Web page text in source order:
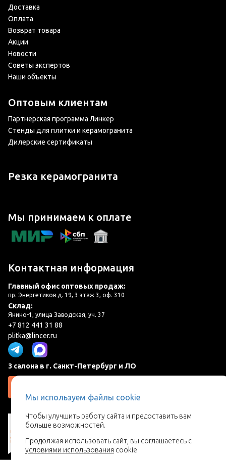
Доставка
Оплата
Возврат товара
Акции
Новости
Советы экспертов
Наши объекты
Оптовым клиентам
Партнерская программа Линкер
Стенды для плитки и керамогранита
Дилерские сертификаты
Резка керамогранита
Мы принимаем к оплате
Контактная информация
Главный офис оптовых продаж:
пр. Энергетиков д. 19, 3 этаж 3, оф. 310
Склад:
Янино-1, улица Заводская, уч. 37
+7 812 441 31 88
plitka@lincer.ru
3 салона в г. Санкт-Петербург и ЛО
Мы используем файлы cookie
Чтобы улучшить работу сайта и предоставить вам
больше возможностей.
Продолжая использовать сайт, вы соглашаетесь с
условиями использования cookie